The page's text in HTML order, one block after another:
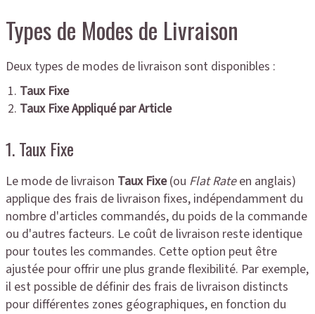
Types de Modes de Livraison
Deux types de modes de livraison sont disponibles :
Taux Fixe
Taux Fixe Appliqué par Article
1. Taux Fixe
Le mode de livraison Taux Fixe(ou Flat Rateen anglais)
applique des frais de livraison fixes, indépendamment du
nombre d'articles commandés, du poids de la commande
ou d'autres facteurs. Le coût de livraison reste identique
pour toutes les commandes. Cette option peut être
ajustée pour offrir une plus grande flexibilité. Par exemple,
il est possible de définir des frais de livraison distincts
pour différentes zones géographiques, en fonction du